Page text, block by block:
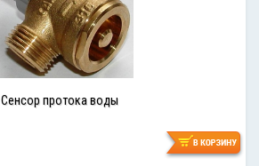
Сенсор протока воды